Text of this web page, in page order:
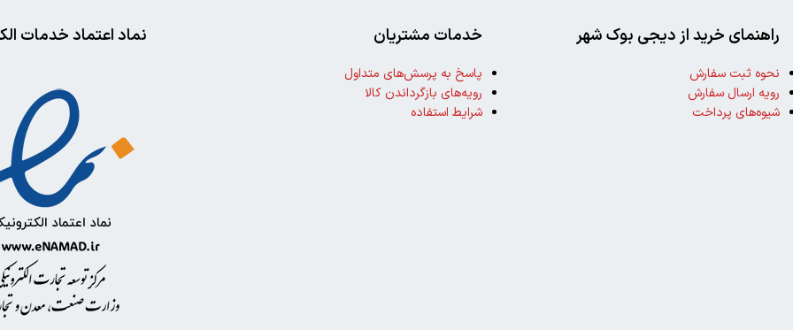
نماد اعتماد خدمات خدمات مشتریان
پاسخ به پرسش‌های متداول
رویه‌های بازگرداندن کالا
شرایط استفاده
راهنمای خرید از دیجی بوک شهر
نحوه ثبت سفارش
رویه ارسال سفارش
شیوه‌های پرداخت